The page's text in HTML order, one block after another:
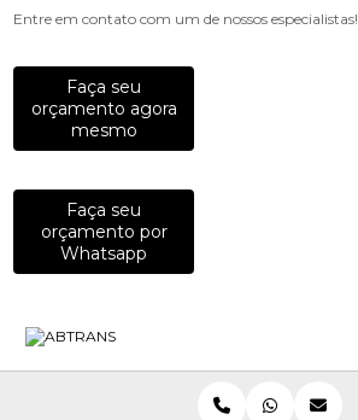
Entre em contato com um de nossos especialistas!
Faça seu
orçamento agora
mesmo
Faça seu
orçamento por
Whatsapp